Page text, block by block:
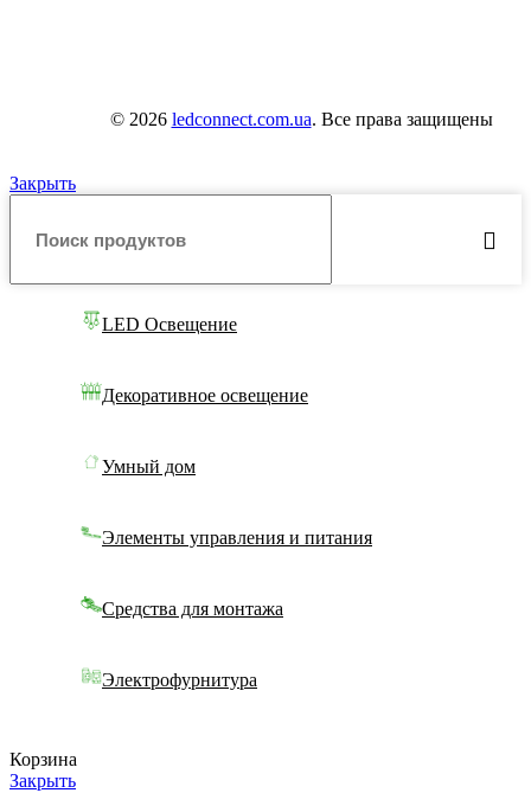
© 2026 ledconnect.com.ua. Все права защищены
Закрыть
LED Освещение
Декоративное освещение
Умный дом
Элементы управления и питания
Средства для монтажа
Электрофурнитура
Корзина
Закрыть